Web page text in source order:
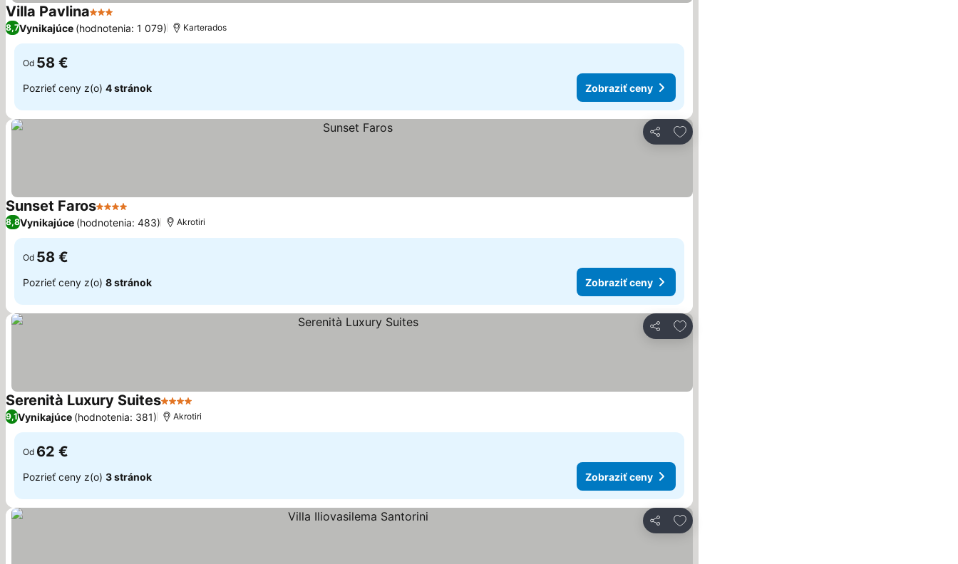
Villa Pavlina3 Počet hviezdičiek
Zobraziť ceny
8,7Vynikajúce (hodnotenia: 1 079) Karterados
Od 58 €
Pozrieť ceny z(o) 4 stránok Zobraziť ceny
Zdieľať
Pridať do obľúbených
Sunset Faros4 Počet hviezdičiek
Zobraziť ceny
8,8Vynikajúce (hodnotenia: 483) Akrotiri
Od 58 €
Pozrieť ceny z(o) 8 stránok Zobraziť ceny
Zdieľať
Pridať do obľúbených
Serenità Luxury Suites4 Počet hviezdičiek
9,1Vynikajúce (hodnotenia: 381) Akrotiri
Od 62 €
Pozrieť ceny z(o) 3 stránok Zobraziť ceny
Zdieľať
Pridať do obľúbených